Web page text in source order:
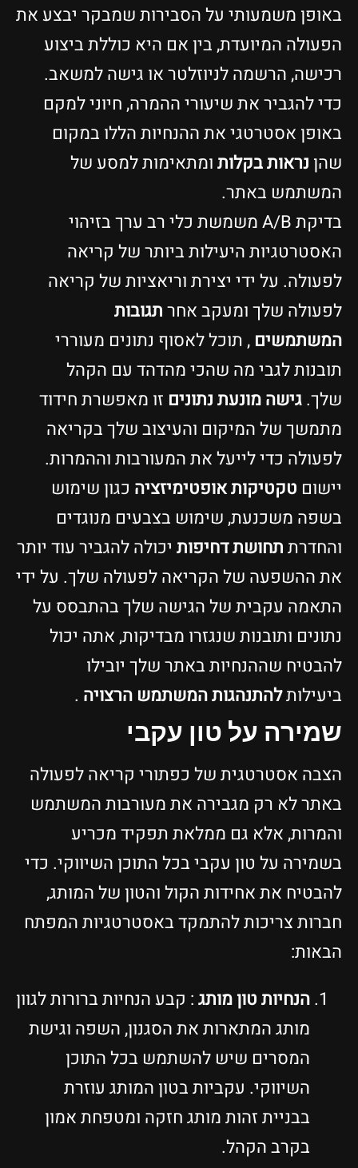
באופן משמעותי על הסבירות שמבקר יבצע את
הפעולה המיועדת, בין אם היא כוללת ביצוע
רכישה, הרשמה לניוזלטר או גישה למשאב.
כדי להגביר את שיעורי ההמרה, חיוני למקם
באופן אסטרטגי את ההנחיות הללו במקום
שהן נראות בקלותומתאימות למסע של
המשתמש באתר.
בדיקת A/B משמשת כלי רב ערך בזיהוי
האסטרטגיות היעילות ביותר של קריאה
לפעולה. על ידי יצירת וריאציות של קריאה
לפעולה שלך ומעקב אחרתגובות
המשתמשים , תוכל לאסוף נתונים מעוררי
תובנות לגבי מה שהכי מהדהד עם הקהל
שלך.גישה מונעת נתונים זו מאפשרת חידוד
מתמשך של המיקום והעיצוב שלך בקריאה
לפעולה כדי לייעל את המעורבות וההמרות.
יישום טקטיקות אופטימיזציה כגון שימוש
בשפה משכנעת, שימוש בצבעים מנוגדים
והחדרתתחושת דחיפות יכולה להגביר עוד יותר
את ההשפעה של הקריאה לפעולה שלך. על ידי
התאמה עקבית של הגישה שלך בהתבסס על
נתונים ותובנות שנגזרו מבדיקות, אתה יכול
להבטיח שההנחיות באתר שלך יובילו
ביעילותלהתנהגות המשתמש הרצויה .
שמירה על טון עקבי
הצבה אסטרטגית של כפתורי קריאה לפעולה
באתר לא רק מגבירה את מעורבות המשתמש
והמרות, אלא גם ממלאת תפקיד מכריע
בשמירה על טון עקבי בכל התוכן השיווקי. כדי
להבטיח את אחידות הקול והטון של המותג,
חברות צריכות להתמקד באסטרטגיות המפתח
הבאות:
הנחיות טון מותג: קבע הנחיות ברורות לגוון
מותג המתארות את הסגנון, השפה וגישת
המסרים שיש להשתמש בכל התוכן
השיווקי. עקביות בטון המותג עוזרת
בבניית זהות מותג חזקה ומטפחת אמון
בקרב הקהל.